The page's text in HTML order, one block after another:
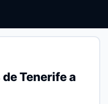
Tenerife a